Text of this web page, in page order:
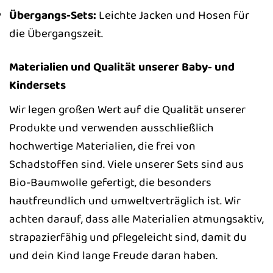
Übergangs-Sets: Leichte Jacken und Hosen für
die Übergangszeit.
Materialien und Qualität unserer Baby- und
Kindersets
Wir legen großen Wert auf die Qualität unserer
Produkte und verwenden ausschließlich
hochwertige Materialien, die frei von
Schadstoffen sind. Viele unserer Sets sind aus
Bio-Baumwolle gefertigt, die besonders
hautfreundlich und umweltverträglich ist. Wir
achten darauf, dass alle Materialien atmungsaktiv,
strapazierfähig und pflegeleicht sind, damit du
und dein Kind lange Freude daran haben.